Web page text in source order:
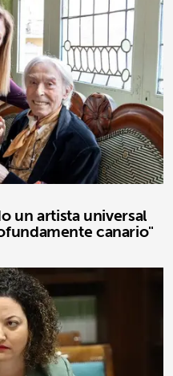
un artista universal
canario"